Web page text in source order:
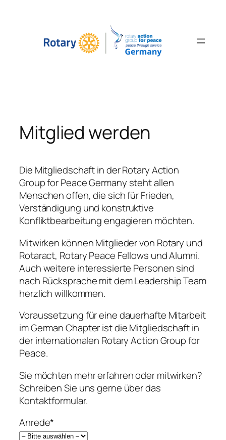
Mitglied werden
Die Mitgliedschaft in der Rotary Action
Group for Peace Germany steht allen
Menschen offen, die sich für Frieden,
Verständigung und konstruktive
Konfliktbearbeitung engagieren möchten.
Mitwirken können Mitglieder von Rotary und
Rotaract, Rotary Peace Fellows und Alumni.
Auch weitere interessierte Personen sind
nach Rücksprache mit dem Leadership Team
herzlich willkommen.
Voraussetzung für eine dauerhafte Mitarbeit
im German Chapter ist die Mitgliedschaft in
der internationalen Rotary Action Group for
Peace.
Sie möchten mehr erfahren oder mitwirken?
Schreiben Sie uns gerne über das
Kontaktformular.
Anrede*